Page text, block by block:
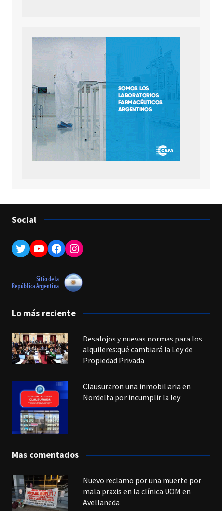
Social
Twitter
YouTube
Facebook
Instagram
Lo más reciente
Desalojos y nuevas normas para los
alquileres:qué cambiará la Ley de
Propiedad Privada
Clausuraron una inmobiliaria en
Nordelta por incumplir la ley
Mas comentados
Nuevo reclamo por una muerte por
mala praxis en la clínica UOM en
Avellaneda